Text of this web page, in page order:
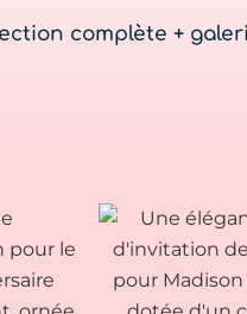
complète +